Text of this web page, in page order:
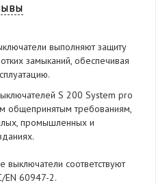
выполняют защиту
замыканий, обеспечивая
S 200 System pro
общепринятым требованиям,
промышленных и
выключатели соответствуют
EN 60947-2.